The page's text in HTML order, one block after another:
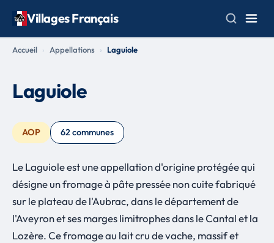
Villages Français
Accueil Appellations Laguiole
Laguiole
AOP 62 communes
Le Laguiole est une appellation d'origine protégée qui
désigne un fromage à pâte pressée non cuite fabriqué
sur le plateau de l'Aubrac, dans le département de
l'Aveyron et ses marges limitrophes dans le Cantal et la
Lozère. Ce fromage au lait cru de vache, massif et